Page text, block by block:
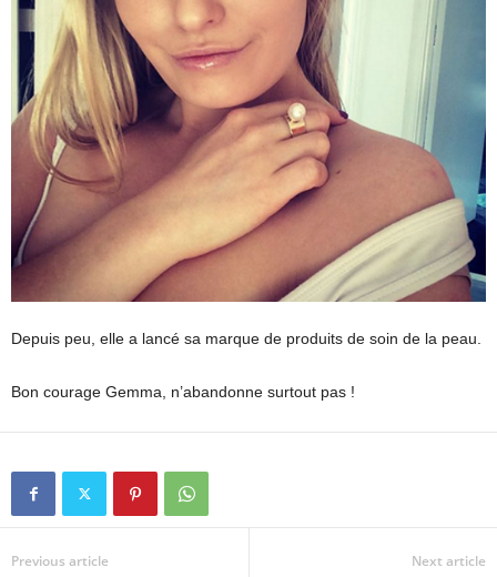
Depuis peu, elle a lancé sa marque de produits de soin de la peau.
Bon courage Gemma, n’abandonne surtout pas !
Previous article Next article